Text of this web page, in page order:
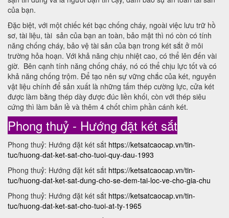
của bạn.
Đặc biệt, với một chiếc két bạc chống cháy, ngoài việc lưu trữ hồ
sơ, tài liệu, tài sản của bạn an toàn, bảo mật thì nó còn có tính
năng chống cháy, bảo vệ tài sản của bạn trong két sắt ở môi
trường hỏa hoạn. Với khả năng chịu nhiệt cao, có thể lên đến vài
giờ. Bên cạnh tính năng chống cháy, nó có thể chịu lực tốt và có
khả năng chống trộm. Để tạo nên sự vững chắc của két, nguyên
vật liệu chính để sản xuất là những tấm thép cường lực, cửa két
được làm bằng thép dày được đúc liền khối, còn với thép siêu
cứng thì làm bản lề và thêm 4 chốt chìm phần cánh két.
Phong thuỷ - Hướng đặt két sắt
Phong thuỷ: Hướng đặt két sắt https://ketsatcaocap.vn/tin-
tuc/huong-dat-ket-sat-cho-tuoi-quy-dau-1993
Phong thuỷ: Hướng đặt két sắt https://ketsatcaocap.vn/tin-
tuc/huong-dat-ket-sat-dung-cho-se-dem-tai-loc-ve-cho-gia-chu
Phong thuỷ: Hướng đặt két sắt https://ketsatcaocap.vn/tin-
tuc/huong-dat-ket-sat-cho-tuoi-at-ty-1965